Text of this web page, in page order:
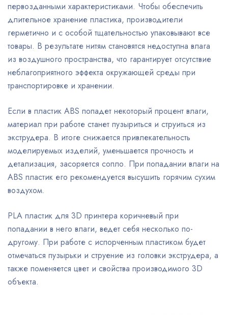
первозданными характеристиками. Чтобы обеспечить
длительное хранение пластика, производители
герметично и с особой тщательностью упаковывают все
товары. В результате нитям становятся недоступна влага
из воздушного пространства, что гарантирует отсутствие
неблагоприятного эффекта окружающей среды при
транспортировке и хранении.
Если в пластик ABS попадет некоторый процент влаги,
материал при работе станет пузыриться и струиться из
экструдера. В итоге снижается привлекательность
моделируемых изделий, уменьшается прочность и
детализация, засоряется сопло. При попадании влаги на
ABS пластик его рекомендуется высушить горячим сухим
воздухом.
PLA пластик для 3D принтера коричневый при
попадании в него влаги, ведет себя несколько по-
другому. При работе с испорченным пластиком будет
отмечаться пузырьки и струение из головки экструдера, а
также поменяется цвет и свойства производимого 3D
объекта.